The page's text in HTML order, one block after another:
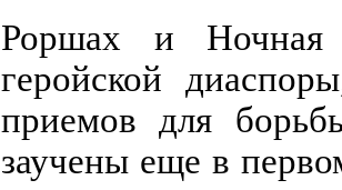
Роршах и Ночная
геройской
приемов для
заучены еще в